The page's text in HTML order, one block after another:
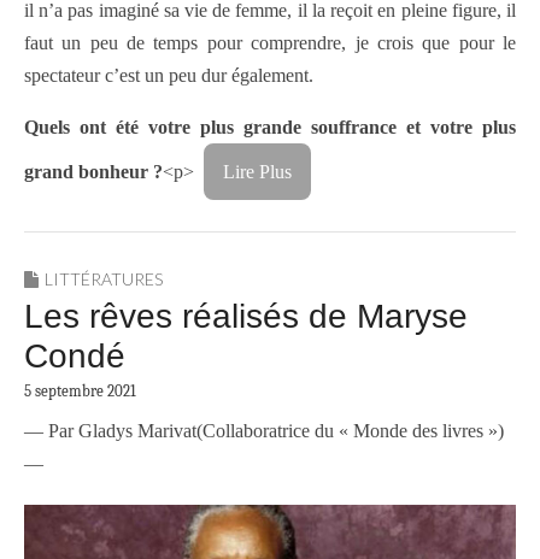
il n’a pas imaginé sa vie de femme, il la reçoit en pleine figure, il
faut un peu de temps pour comprendre, je crois que pour le
spectateur c’est un peu dur également.
Quels ont été votre plus grande souffrance et votre plus
grand bonheur ?<p> Lire Plus
LITTÉRATURES
Les rêves réalisés de Maryse
Condé
5 septembre 2021
— Par Gladys Marivat(Collaboratrice du « Monde des livres »)
—